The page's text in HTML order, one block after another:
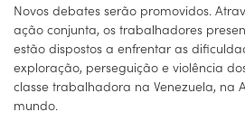
Novos debates serão promovidos.
ação conjunta, os trabalhadores
estão dispostos a enfrentar as
exploração, perseguição e violência
classe trabalhadora na Venezuela, na
mundo.